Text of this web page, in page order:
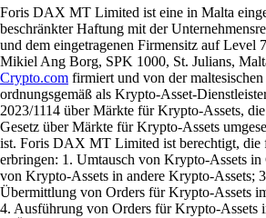
Foris DAX MT Limited ist eine in Malta
beschränkter Haftung mit der
und dem eingetragenen Firmensitz auf Level
Mikiel Ang Borg, SPK 1000, St. Julians,
Crypto.com firmiert und von der
ordnungsgemäß als Krypto-Asset-
2023/1114 über Märkte für Krypto-Assets,
Gesetz über Märkte für Krypto-Assets
ist. Foris DAX MT Limited ist berechtigt, die
erbringen: 1. Umtausch von Krypto-Assets
von Krypto-Assets in andere Krypto-Assets;
Übermittlung von Orders für Krypto-Assets
4. Ausführung von Orders für Krypto-Assets